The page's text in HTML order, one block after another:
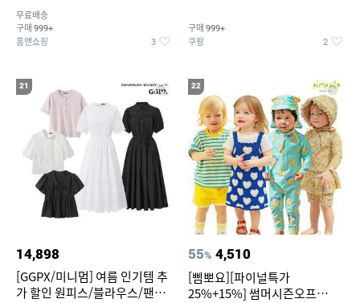
무료배송
구매 999+
홈앤쇼핑 3
구매 999+
쿠팡 2
21
14,898
[GGPX/미니멈] 여름 인기템 추
가 할인 원피스/블라우스/팬츠
22
55% 4,510
[삠뽀요][파이널특가
25%+15%] 썸머시즌오프